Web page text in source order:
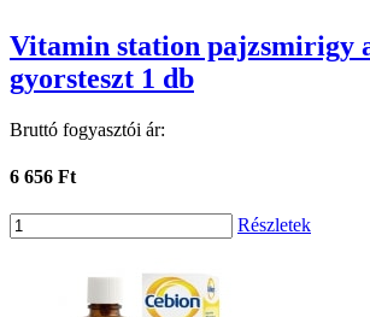
Vitamin station pajzsmirigy
gyorsteszt 1 db
Bruttó fogyasztói ár:
6 656 Ft
Részletek